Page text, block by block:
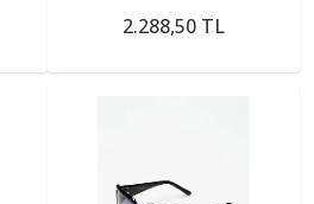
2.288,50 TL